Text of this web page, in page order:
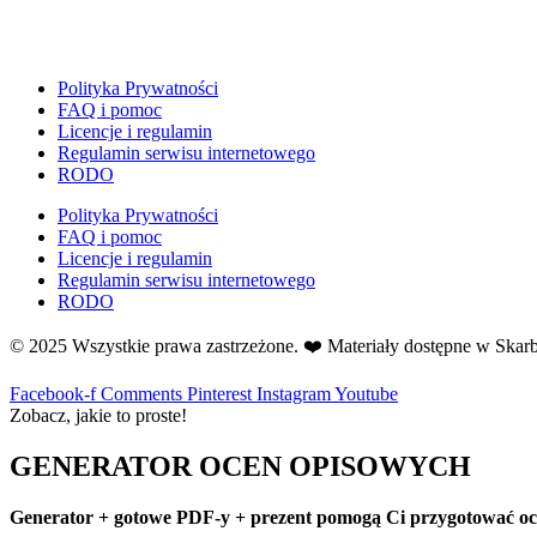
Ferie
Fotobudka
Gazetki do druku
Girlandy
Girlandy na LATO
Grafomotoryka
Grinch
↳ Dopasuj i opowiedź
↳ Ja mam kto ma
↳ Labirynt podłogowy
↳ Terenowe
Polityka Prywatności
FAQ i pomoc
Licencje i regulamin
Regulamin serwisu internetowego
RODO
Polityka Prywatności
FAQ i pomoc
Licencje i regulamin
Regulamin serwisu internetowego
RODO
© 2025 Wszystkie prawa zastrzeżone. ❤️ Materiały dostępne w
Facebook-f Comments Pinterest InstagramYoutube
Zobacz, jakie to proste!
GENERATOR OCEN OPISOWYCH
Generator + gotowe PDF-y + prezent pomogą Ci przygotować